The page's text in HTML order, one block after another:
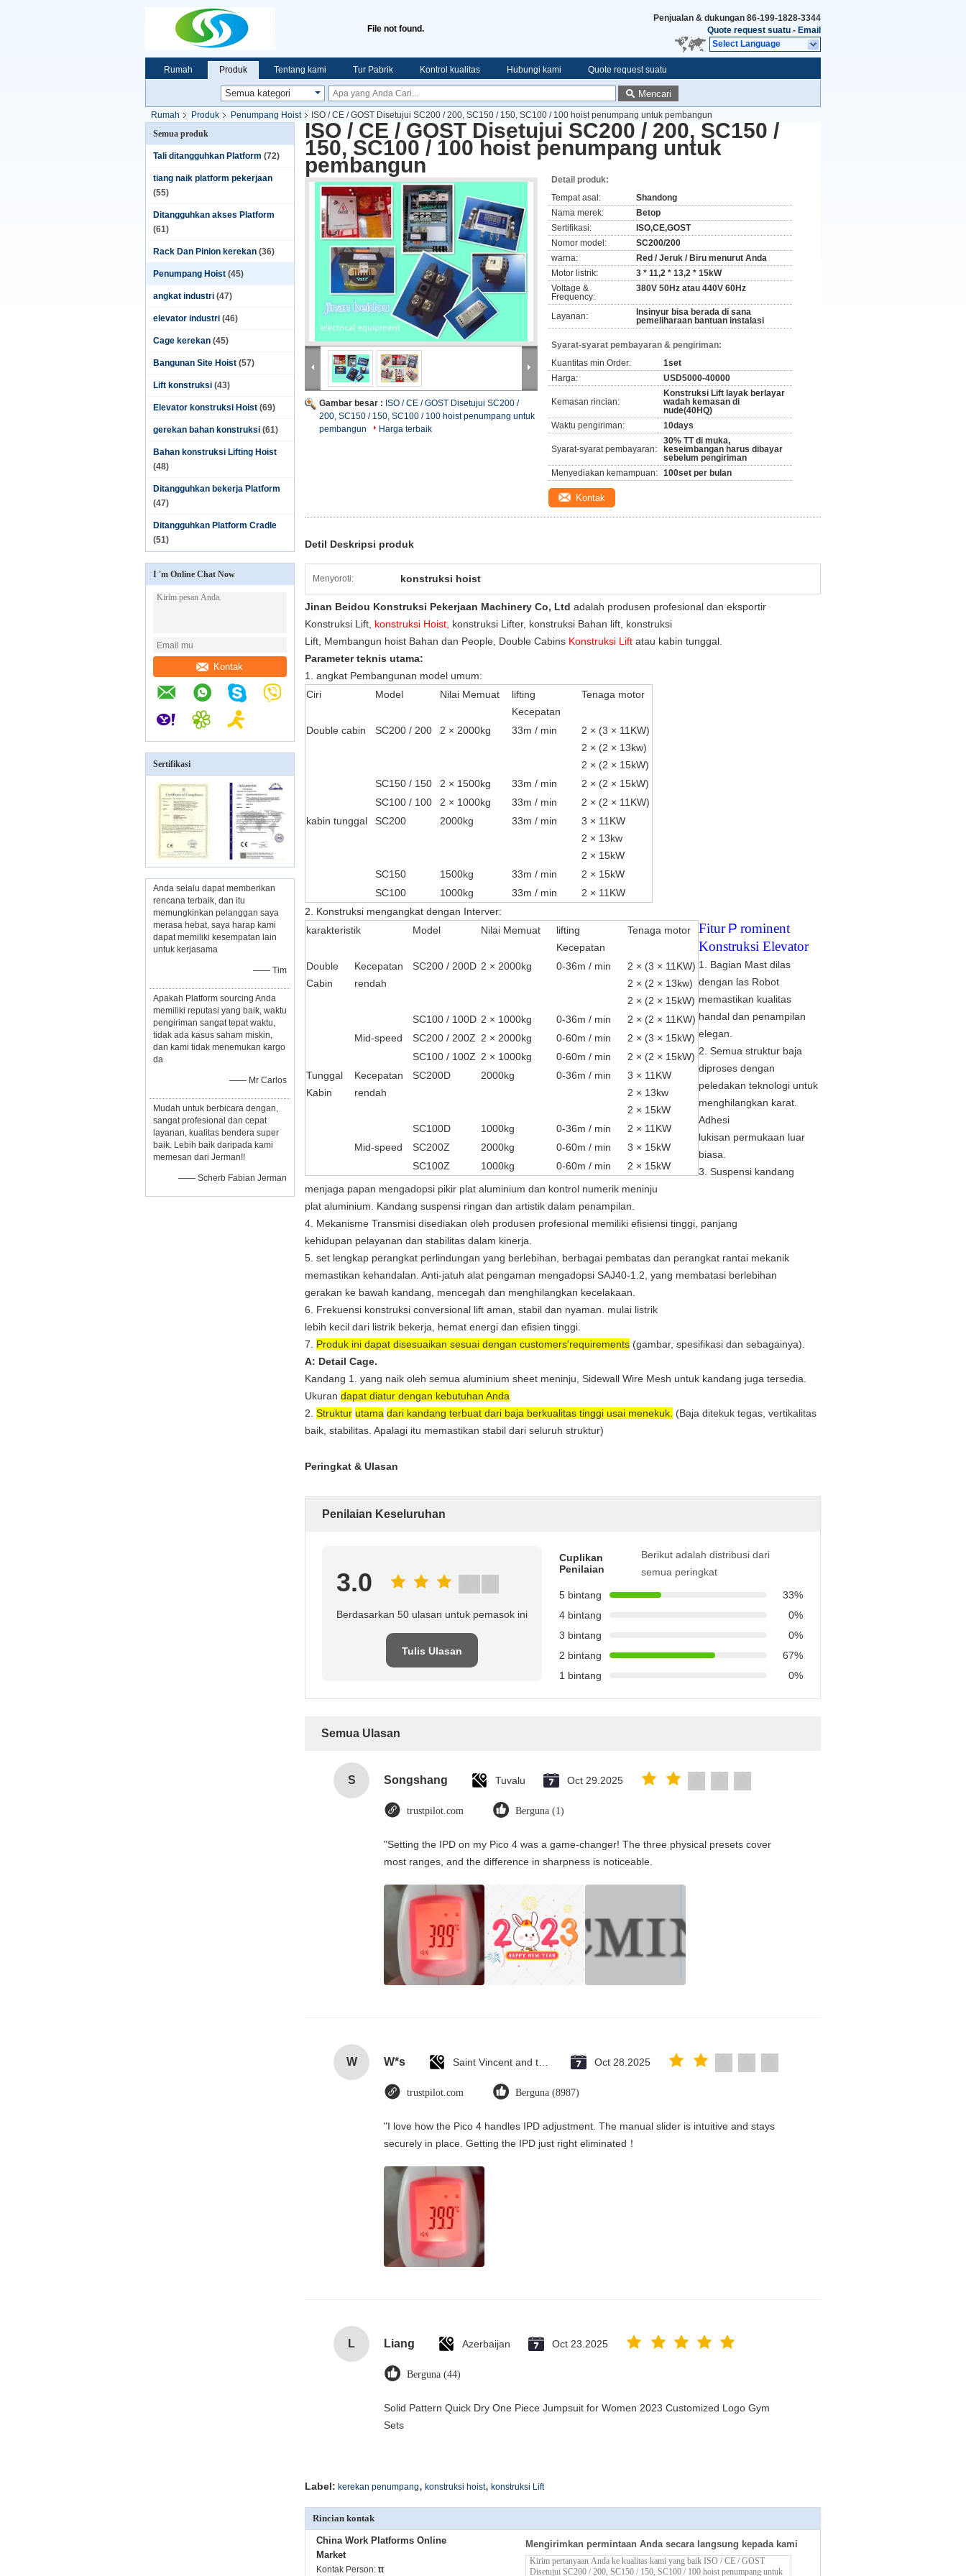
File not found.
Penjualan & dukungan 86-199-1828-3344
Quote request suatu - Email
Select Language
Rumah Produk Tentang kami Tur Pabrik Kontrol kualitas Hubungi kami Quote request suatu
Mencari
Rumah Produk Penumpang Hoist
ISO / CE / GOST Disetujui SC200 / 200, SC150 / 150, SC100 / 100 hoist penumpang untuk pembangun
Semua produk
Tali ditangguhkan Platform (72)
tiang naik platform pekerjaan
(55)
Ditangguhkan akses Platform
(61)
Rack Dan Pinion kerekan (36)
Penumpang Hoist (45)
angkat industri (47)
elevator industri (46)
Cage kerekan (45)
Bangunan Site Hoist (57)
Lift konstruksi (43)
Elevator konstruksi Hoist (69)
gerekan bahan konstruksi (61)
Bahan konstruksi Lifting Hoist
(48)
Ditangguhkan bekerja Platform
(47)
Ditangguhkan Platform Cradle
(51)
I 'm Online Chat Now
Kontak
Sertifikasi
Anda selalu dapat memberikan
rencana terbaik, dan itu
memungkinkan pelanggan saya
merasa hebat, saya harap kami
dapat memiliki kesempatan lain
untuk kerjasama
—— Tim
Apakah Platform sourcing Anda
memiliki reputasi yang baik, waktu
pengiriman sangat tepat waktu,
tidak ada kasus saham miskin,
dan kami tidak menemukan kargo
da
—— Mr Carlos
Mudah untuk berbicara dengan,
sangat profesional dan cepat
layanan, kualitas bendera super
baik. Lebih baik daripada kami
memesan dari Jerman!!
—— Scherb Fabian Jerman
ISO / CE / GOST Disetujui SC200 / 200, SC150 /
150, SC100 / 100 hoist penumpang untuk
pembangun
Gambar besar : ISO / CE / GOST Disetujui SC200 /
200, SC150 / 150, SC100 / 100 hoist penumpang untuk
pembangun
Harga terbaik
Detail produk:
Tempat asal:
Shandong
Nama merek:
Betop
Sertifikasi:
ISO,CE,GOST
Nomor model:
SC200/200
warna:
Red / Jeruk / Biru menurut Anda
Motor listrik:
3 * 11,2 * 13,2 * 15kW
Voltage &
Frequency:
380V 50Hz atau 440V 60Hz
Layanan:
Insinyur bisa berada di sana
pemeliharaan bantuan instalasi
Syarat-syarat pembayaran & pengiriman:
Kuantitas min Order:
1set
Harga:
USD5000-40000
Kemasan rincian:
Konstruksi Lift layak berlayar
wadah kemasan di
nude(40HQ)
Waktu pengiriman:
10days
Syarat-syarat pembayaran:
30% TT di muka,
keseimbangan harus dibayar
sebelum pengiriman
Menyediakan kemampuan: 100set per bulan
Kontak
Detil Deskripsi produk
Menyoroti: konstruksi hoist
Jinan Beidou Konstruksi Pekerjaan Machinery Co, Ltd adalah produsen profesional dan eksportir
Konstruksi Lift, konstruksi Hoist, konstruksi Lifter, konstruksi Bahan lift, konstruksi
Lift, Membangun hoist Bahan dan People, Double Cabins Konstruksi Lift atau kabin tunggal.
Parameter teknis utama:
1. angkat Pembangunan model umum:
Ciri
Model Nilai Memuat
lifting
Kecepatan
Tenaga motor
Double cabin SC200 / 200 2 × 2000kg 33m / min 2 × (3 × 11KW)
2 × (2 × 13kw)
2 × (2 × 15kW)
SC150 / 150
2 × 1500kg 33m / min 2 × (2 × 15kW)
SC100 / 100
2 × 1000kg 33m / min 2 × (2 × 11KW)
kabin tunggal
SC200 2000kg 33m / min 3 × 11KW
2 × 13kw
2 × 15kW
SC150
1500kg 33m / min 2 × 15kW
SC100
1000kg 33m / min 2 × 11KW
2. Konstruksi mengangkat dengan Interver:
karakteristik
Model Nilai Memuat
lifting
Kecepatan
Tenaga motor
Double
Cabin
Kecepatan
rendah
SC200 / 200D 2 × 2000kg 0-36m / min 2 × (3 × 11KW)
2 × (2 × 13kw)
2 × (2 × 15kW)
SC100 / 100D 2 × 1000kg 0-36m / min 2 × (2 × 11KW)
Mid-speed
SC200 / 200Z 2 × 2000kg 0-60m / min 2 × (3 × 15kW)
SC100 / 100Z 2 × 1000kg 0-60m / min 2 × (2 × 15kW)
Tunggal
Kabin
Kecepatan
rendah
SC200D 2000kg 0-36m / min 3 × 11KW
2 × 13kw
2 × 15kW
SC100D
1000kg 0-36m / min 2 × 11KW
Mid-speed
SC200Z 2000kg 0-60m / min 3 × 15kW
SC100Z
1000kg 0-60m / min 2 × 15kW
Fitur P rominent
Konstruksi Elevator
1. Bagian Mast dilas
dengan las Robot
memastikan kualitas
handal dan penampilan
elegan.
2. Semua struktur baja
diproses dengan
peledakan teknologi untuk
menghilangkan karat.
Adhesi
lukisan permukaan luar
biasa.
3. Suspensi kandang
menjaga papan mengadopsi pikir plat aluminium dan kontrol numerik meninju
plat aluminium.
Kandang suspensi ringan dan artistik dalam penampilan.
4. Mekanisme Transmisi disediakan oleh produsen profesional memiliki efisiensi tinggi, panjang
kehidupan pelayanan dan stabilitas dalam kinerja.
5. set lengkap perangkat perlindungan yang berlebihan, berbagai pembatas dan perangkat rantai mekanik
memastikan kehandalan. Anti-jatuh alat pengaman mengadopsi SAJ40-1.2, yang membatasi berlebihan
gerakan ke bawah kandang, mencegah dan menghilangkan kecelakaan.
6. Frekuensi konstruksi conversional lift aman, stabil dan nyaman.
mulai listrik
lebih kecil dari listrik bekerja, hemat energi dan efisien tinggi.
7.
Produk ini dapat disesuaikan sesuai dengan customers'requirements (gambar, spesifikasi dan sebagainya).
A: Detail Cage.
Kandang 1. yang naik oleh semua aluminium sheet meninju, Sidewall Wire Mesh untuk kandang juga tersedia.
Ukuran dapat diatur dengan kebutuhan Anda
2. Struktur utama dari kandang terbuat dari baja berkualitas tinggi usai menekuk. (Baja ditekuk tegas, vertikalitas
baik, stabilitas. Apalagi itu memastikan stabil dari seluruh struktur)
Peringkat & Ulasan
Penilaian Keseluruhan
3.0
Berdasarkan 50 ulasan untuk pemasok ini
Tulis Ulasan
Cuplikan
Penilaian
Berikut adalah distribusi dari
semua peringkat
5 bintang
33%
4 bintang
0%
3 bintang
0%
2 bintang
67%
1 bintang
0%
Semua Ulasan
S Songshang Tuvalu Oct 29.2025
trustpilot.com Berguna (1)
"Setting the IPD on my Pico 4 was a game-changer! The three physical presets cover
most ranges, and the difference in sharpness is noticeable.
W W*s Oct 28.2025
trustpilot.com Berguna (8987)
"I love how the Pico 4 handles IPD adjustment. The manual slider is intuitive and stays
securely in place. Getting the IPD just right eliminated！
L Liang Azerbaijan Oct 23.2025
Berguna (44)
Solid Pattern Quick Dry One Piece Jumpsuit for Women 2023 Customized Logo Gym
Sets
Label: kerekan penumpang, konstruksi hoist, konstruksi Lift
Rincian kontak
China Work Platforms Online
Market
Kontak Person: tt
Mengirimkan permintaan Anda secara langsung kepada kami